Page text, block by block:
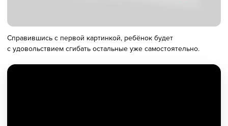
Справившись с первой картинкой, ребёнок будет
с удовольствием сгибать остальные уже самостоятельно.